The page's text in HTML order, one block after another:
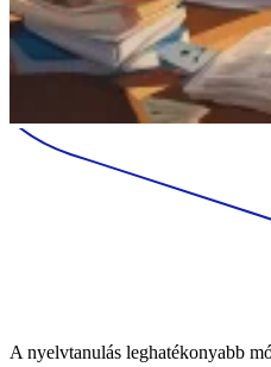
A nyelvtanulás leghatékonyabb